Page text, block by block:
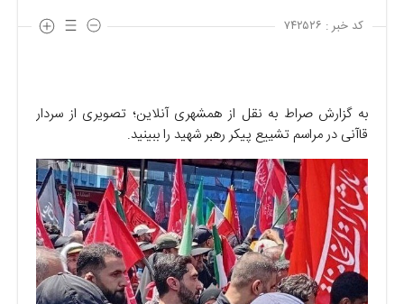
کد خبر : ۷۴۲۵۲۶
به گزارش صراط به نقل از همشهری آنلاین؛ تصویری از سردار
قاآنی در مراسم تشییع پیکر رهبر شهید را ببینید.